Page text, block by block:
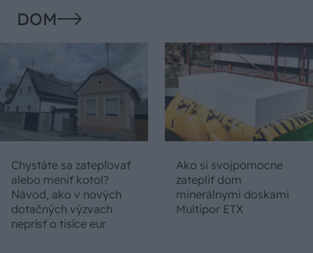
DOM
Chystáte sa zatepľovať
alebo meniť kotol?
Návod, ako v nových
dotačných výzvach
neprísť o tisíce eur
Ako si svojpomocne
zatepliť dom
minerálnymi doskami
Multipor ETX